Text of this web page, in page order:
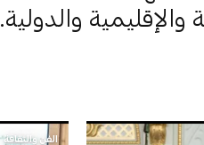
والإقليمية والدولية.
الفن والثقافة